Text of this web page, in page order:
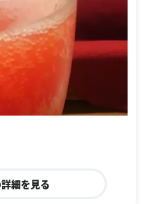
細を見る